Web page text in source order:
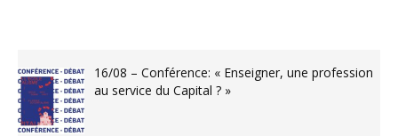
16/08 – Conférence: « Enseigner, une profession
au service du Capital ? »